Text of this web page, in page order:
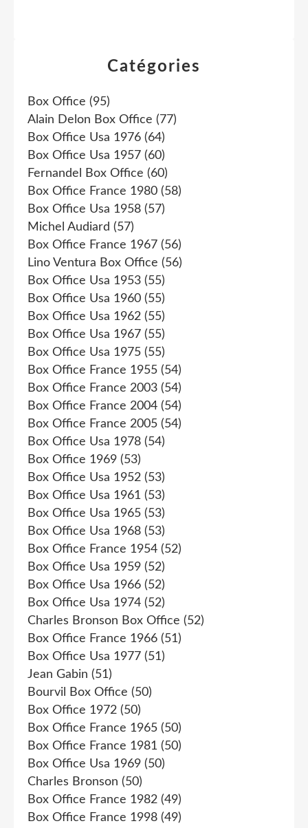
Catégories
Box Office (95)
Alain Delon Box Office (77)
Box Office Usa 1976 (64)
Box Office Usa 1957 (60)
Fernandel Box Office (60)
Box Office France 1980 (58)
Box Office Usa 1958 (57)
Michel Audiard (57)
Box Office France 1967 (56)
Lino Ventura Box Office (56)
Box Office Usa 1953 (55)
Box Office Usa 1960 (55)
Box Office Usa 1962 (55)
Box Office Usa 1967 (55)
Box Office Usa 1975 (55)
Box Office France 1955 (54)
Box Office France 2003 (54)
Box Office France 2004 (54)
Box Office France 2005 (54)
Box Office Usa 1978 (54)
Box Office 1969 (53)
Box Office Usa 1952 (53)
Box Office Usa 1961 (53)
Box Office Usa 1965 (53)
Box Office Usa 1968 (53)
Box Office France 1954 (52)
Box Office Usa 1959 (52)
Box Office Usa 1966 (52)
Box Office Usa 1974 (52)
Charles Bronson Box Office (52)
Box Office France 1966 (51)
Box Office Usa 1977 (51)
Jean Gabin (51)
Bourvil Box Office (50)
Box Office 1972 (50)
Box Office France 1965 (50)
Box Office France 1981 (50)
Box Office Usa 1969 (50)
Charles Bronson (50)
Box Office France 1982 (49)
Box Office France 1998 (49)